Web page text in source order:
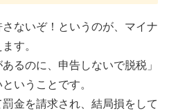
ないぞ！というのが、マイナ
す。
るのに、申告しないで脱税」
いうことです。
金を請求され、結局損をして